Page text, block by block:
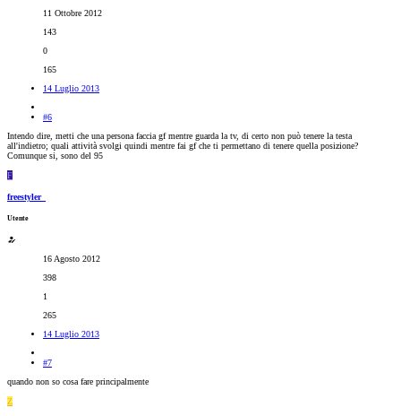
11 Ottobre 2012
143
0
165
14 Luglio 2013
#6
Intendo dire, metti che una persona faccia gf mentre guarda la tv, di certo non può tenere la testa
all'indietro; quali attività svolgi quindi mentre fai gf che ti permettano di tenere quella posizione?
Comunque si, sono del 95
F
freestyler_
Utente
16 Agosto 2012
398
1
265
14 Luglio 2013
#7
quando non so cosa fare principalmente
Z